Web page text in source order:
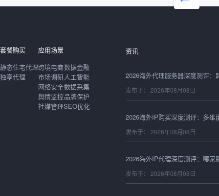
套餐购买
静态住宅代理
独享代理
应用场景
跨境电商
市场调研
网络安全
舆情监控
社媒管理
数据金融
人工智能
数据采集
品牌保护
SEO优化
资讯
发布于： 2026年08月09日
发布于： 2026年08月08日
发布于： 2026年08月08日
发布于： 2026年08月08日